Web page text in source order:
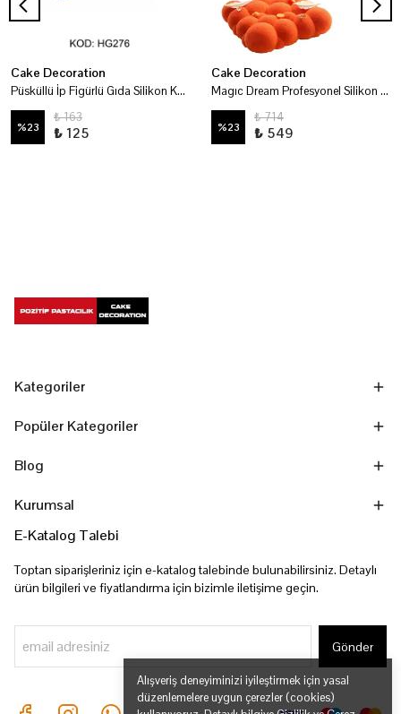
Alışveriş deneyiminizi iyileştirmek için yasal
düzenlemelere uygun çerezler (cookies)
Cake Decoration
Püsküllü İp Figürlü Gıda Silikon Kalıbı
%23
₺ 163
₺ 125
Cake Decoration
Magıc Dream Profesyonel Silikon Kalıp
%23
₺ 714
₺ 549
Kategoriler
Popüler Kategoriler
Blog
Kurumsal
E-Katalog Talebi
Toptan siparişleriniz için e-katalog talebinde bulunabilirsiniz. Detaylı
ürün bilgileri ve fiyatlandırma için bizimle iletişime geçin.
Gönder